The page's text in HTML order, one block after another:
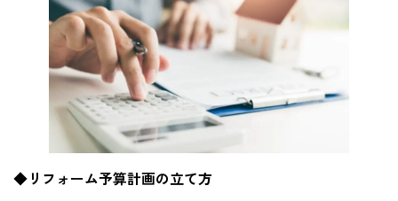
◆リフォーム予算計画の立て方